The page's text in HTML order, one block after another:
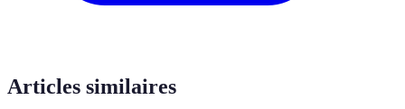
Articles similaires